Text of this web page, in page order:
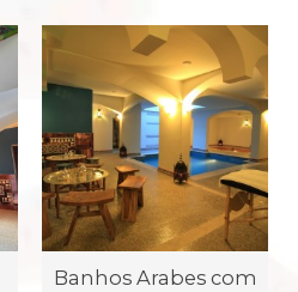
Banhos Arabes com